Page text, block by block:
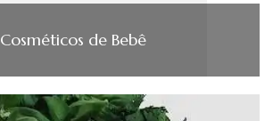
Cosméticos de Bebê